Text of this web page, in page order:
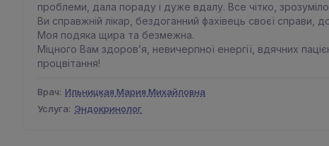
проблеми, дала пораду і дуже вдалу. Все чітко,
Ви справжній лікар, бездоганний фахівець своєї справи,
Моя подяка щира та безмежна.
Міцного Вам здоровʼя, невичерпної енергії, вдячних
процвітання!
Врач: Ильницкая Мария Михайловна
Услуга: Эндокринолог